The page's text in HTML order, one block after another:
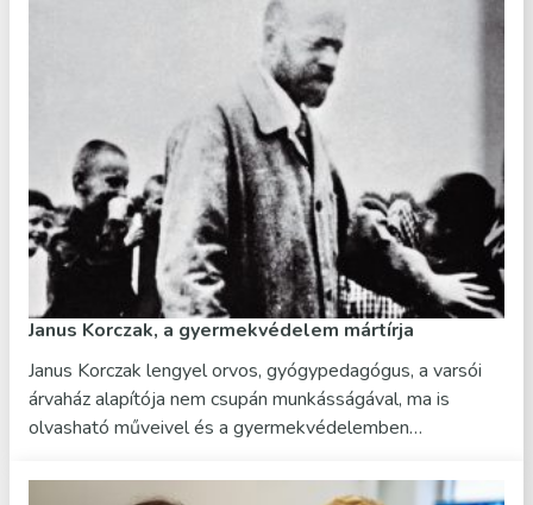
Janus Korczak, a gyermekvédelem mártírja
Janus Korczak lengyel orvos, gyógypedagógus, a varsói
árvaház alapítója nem csupán munkásságával, ma is
olvasható műveivel és a gyermekvédelemben…